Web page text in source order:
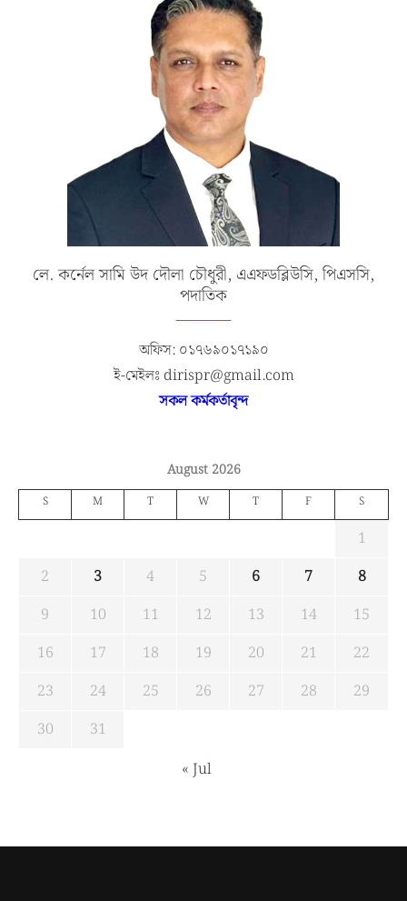
লে. কর্নেল সামি উদ দৌলা চৌধুরী, এএফডব্লিউসি, পিএসসি,
পদাতিক
অফিস: ০১৭৬৯০১৭১৯০
ই-মেইলঃ dirispr@gmail.com
সকল কর্মকর্তাবৃন্দ
August 2026
S M T W T F S
1
2
3 4 5 6 7
8
9
10 11 12 13 14
15
16
17 18 19 20 21
22
23
24 25 26 27 28
29
30
31
« Jul